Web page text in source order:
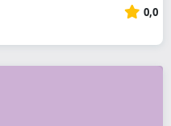
0,0